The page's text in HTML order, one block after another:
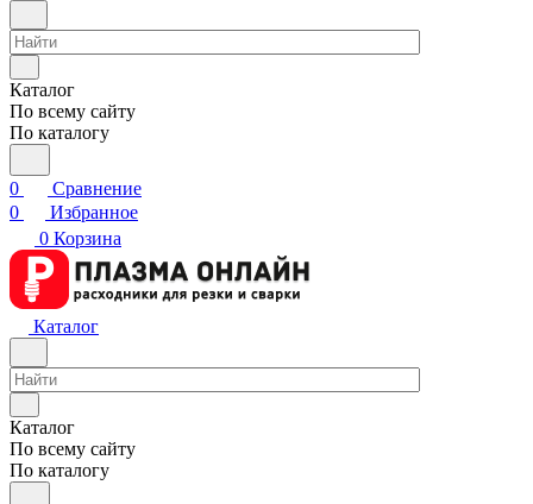
Каталог
По всему сайту
По каталогу
0
Сравнение
0
Избранное
0 Корзина
Каталог
Каталог
По всему сайту
По каталогу